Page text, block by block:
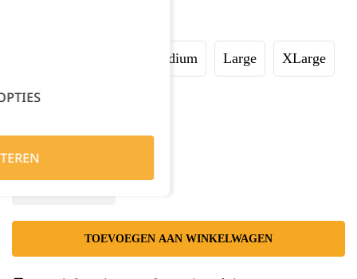
Medium Large XLarge
2XL
TOEVOEGEN AAN WINKELWAGEN